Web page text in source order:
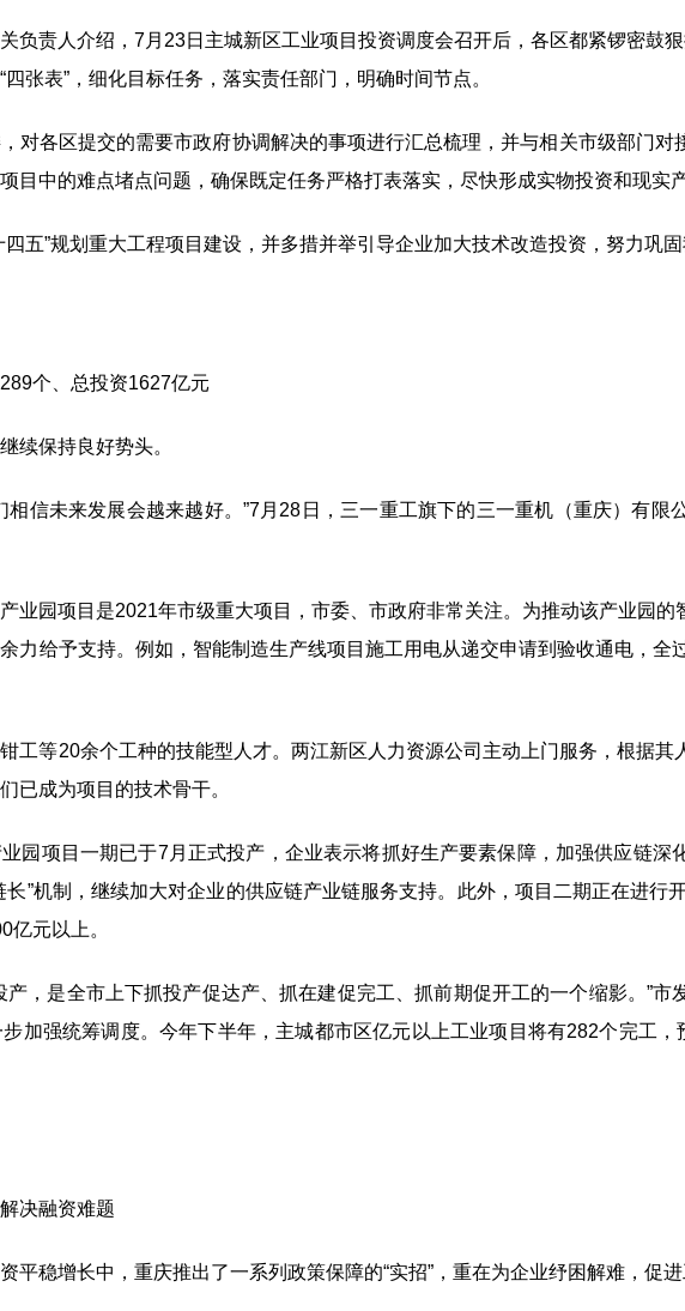
负责人介绍， 7月 23日主城新区工业项目投资调度会召开后，各区都紧锣密鼓
“四张表” ，细化目标任务，落实责任部门，明确时间节点。
对各区提交的需要市政府协调解决的事项进行汇总梳理，并与相关市级部门
目中的难点堵点问题，确保既定任务严格打表落实，尽快形成实物投资和现实产
五”规划重大工程项目建设，并多措并举引导企业加大技术改造投资，努力巩
289个、总投资1627亿元
续保持良好势头。
相信未来发展会越来越好。”7月 28 日，三一重工旗下的三一重机（重庆）有限
业园项目是2021年市级重大项目，市委、市政府非常关注。为推动该产业园
力给予支持。例如，智能制造生产线项目施工用电从递交申请到验收通电，全
工等20余个工种的技能型人才。两江新区人力资源公司主动上门服务，根据
已成为项目的技术骨干。
园项目一期已于7月正式投产，企业表示将抓好生产要素保障，加强供应链深
长”机制，继续加大对企业的供应链产业链服务支持。此外，项目二期正在进行
亿元以上。
产，是全市上下抓投产促达产、抓在建促完工、抓前期促开工的一个缩影。”
加强统筹调度。今年下半年，主城都市区亿元以上工业项目将有282个完工，
决融资难题
平稳增长中，重庆推出了一系列政策保障的“实招”，重在为企业纾困解难，促